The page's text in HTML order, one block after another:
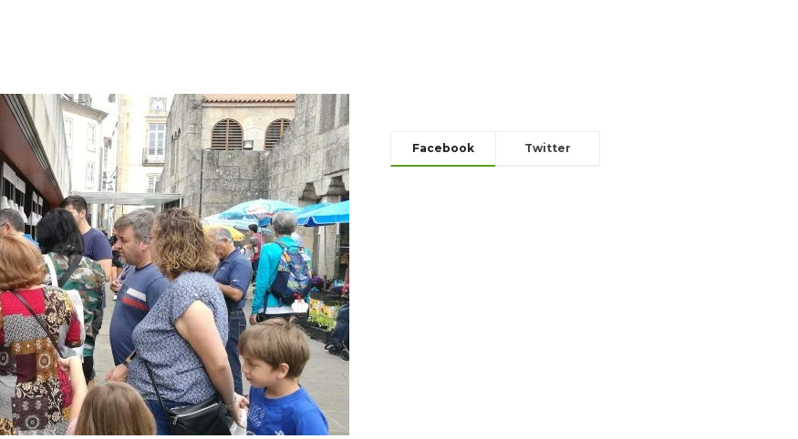
Facebook Twitter